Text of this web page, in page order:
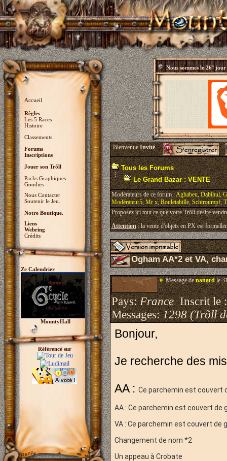
Accueil
Règles
Les 5 Races
Histoire
Classements
Forums
Inscriptions
Jouer son Trõll
Packs Graphiques
Goodies
Nous Contacter
Soutenir le Jeu.
Notre Boutique.
Liens
Webring
Crédits
Ze Calendrier
MountyHall
Référencé sur
Nous sommes le26° jour
BienvenueInvité
Tous les Forums
Le Grand Bazar : VENTE
Modérateurs de ce forum :Aghabeu,Dabihul,
Modérateur5,Mr x,Rouletabille,Schtroumpf,
Proposez ici tout ce que votre Trõll désire
Attention: la vente d'objets en PX est
Ogham AA*2 et VA,
#.Message denanardle
Pays:FranceInscrit le
Messages:1298 (Trõll
Bonjour,
Je recherche des
AA : Ce parchemin est couvert
AA : Ce parchemin est couvert de
VA : Ce parchemin est couvert de
Changement de nom *2
Un appeau à Crobate